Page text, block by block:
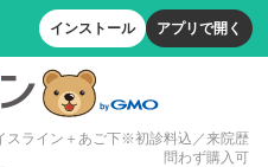
インストール アプリで開く
スライン＋あご下※初診料込／来院歴
問わず購入可